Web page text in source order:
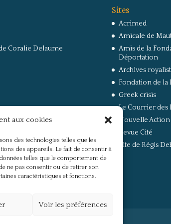
aux cookies
des technologies telles que les
des appareils. Le fait de consentir à
telles que le comportement de
ne pas consentir ou de retirer son
caractéristiques et fonctions.
Voir les préférences
Coralie Delaume
de Jacques Sapir sur la
Sites
Acrimed
Amicale de
Amis de la
Déportation
Archives
Fondation de la
Greek crisis
Le Courrier des
Nouvelle
Revue Cité
Site de Régis